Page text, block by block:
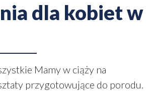
dla kobiet w
Mamy w ciąży na
przygotowujące do porodu.